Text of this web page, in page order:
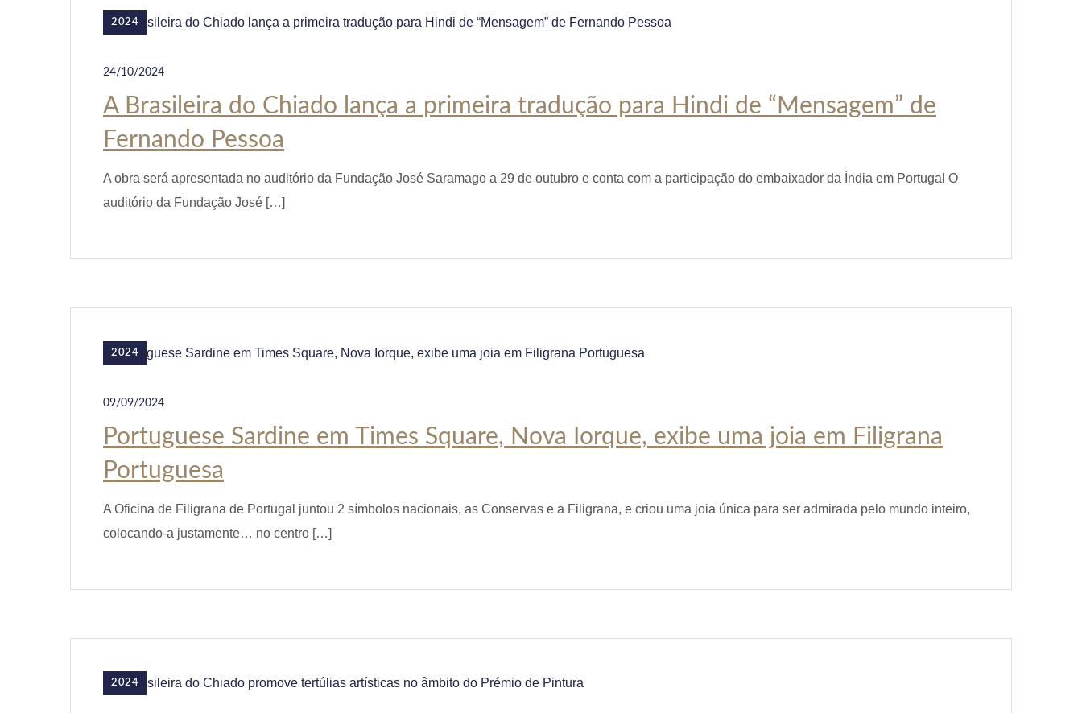
2024
24/10/2024
A Brasileira do Chiado lança a primeira tradução para Hindi de “Mensagem” de
Fernando Pessoa
A obra será apresentada no auditório da Fundação José Saramago a 29 de outubro e conta com a participação do embaixador da Índia em Portugal O
auditório da Fundação José […]
2024
09/09/2024
Portuguese Sardine em Times Square, Nova Iorque, exibe uma joia em Filigrana
Portuguesa
A Oficina de Filigrana de Portugal juntou 2 símbolos nacionais, as Conservas e a Filigrana, e criou uma joia única para ser admirada pelo mundo inteiro,
colocando-a justamente… no centro […]
2024